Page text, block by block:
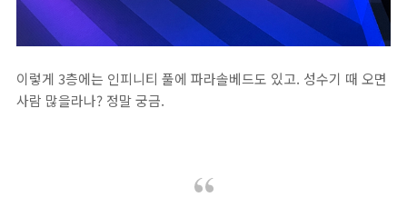
이렇게 3층에는 인피니티 풀에 파라솔베드도 있고. 성수기 때 오면
사람 많을라나? 정말 궁금.